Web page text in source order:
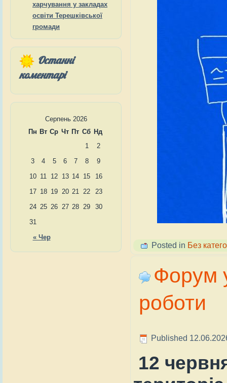
харчування у закладах
освіти Терешківської
громади
Останні
коментарі
Серпень 2026
Пн Вт Ср Чт Пт Сб Нд
« Чер
1
2
3
4 5 6 7 8
9
10 11 12 13 14 15
16
17 18 19 20 21 22
23
24 25 26 27 28 29
30
31
Posted in Без
Форум
роботи
Published
12